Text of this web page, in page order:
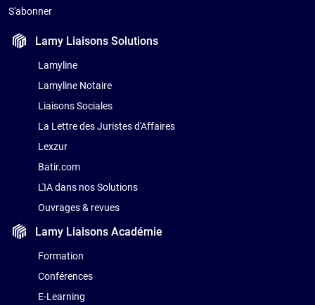
S'abonner
Lamy LiaisonsSolutions
Lamyline
Lamyline Notaire
Liaisons Sociales
La Lettre des Juristes d'Affaires
Lexzur
Batir.com
L'IA dans nos Solutions
Ouvrages & revues
Lamy LiaisonsAcadémie
Formation
Conférences
E-Learning